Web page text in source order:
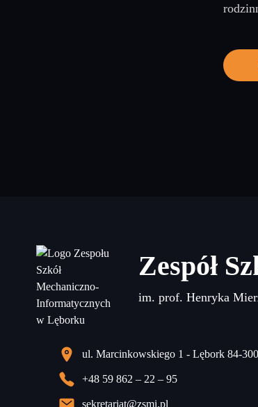
Zespół
im. prof. Henryka
ul. Marcinkowskiego 1 - Lębork 84-300
+48 59 862 – 22 – 95
sekretariat@zsmi.pl